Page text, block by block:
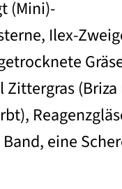
(Mini)-
Ilex-
Zittergras
eine